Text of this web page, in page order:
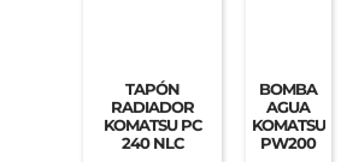
TAPÓN
RADIADOR
KOMATSU PC
240 NLC
BOMBA
AGUA
KOMATSU
PW200